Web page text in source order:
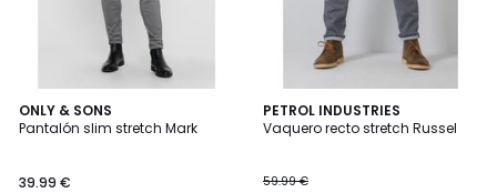
ONLY & SONS
Pantalón slim stretch Mark
39.99 €
4,1
/ 5
2
Colores
PETROL INDUSTRIES
Vaquero recto stretch Russel
59.99 €
4,7
/ 5